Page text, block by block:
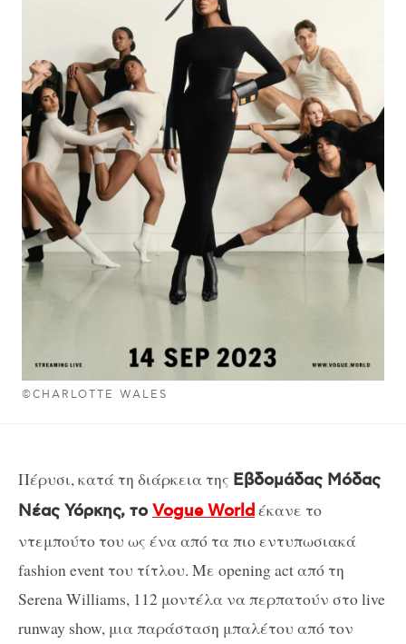
©CHARLOTTE WALES
Πέρυσι, κατά τη διάρκεια της Εβδομάδας Μόδας
Νέας Υόρκης, τοVogue Worldέκανε το
ντεμπούτο του ως ένα από τα πιο εντυπωσιακά
fashion event του τίτλου. Με opening act από τη
Serena Williams, 112 μοντέλα να περπατούν στο live
runway show, μια παράσταση μπαλέτου από τον